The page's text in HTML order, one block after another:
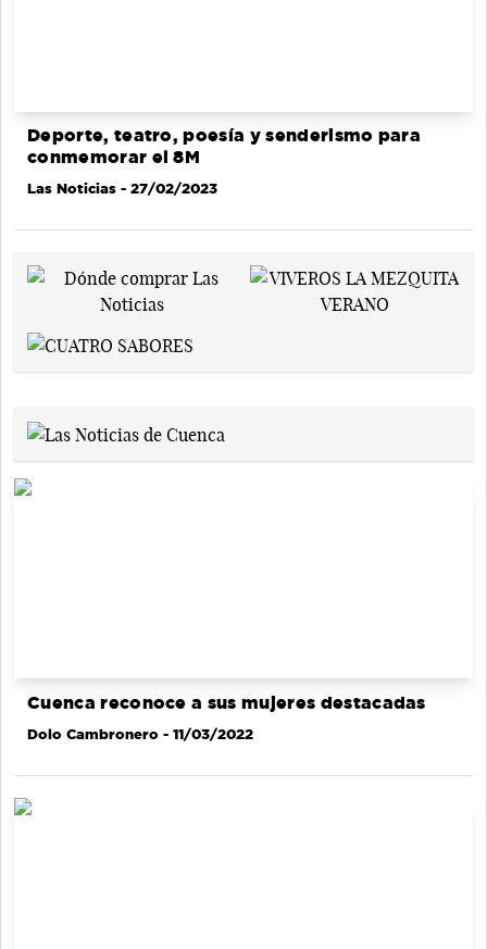
Deporte, teatro, poesía y senderismo para
conmemorar el 8M
Las Noticias - 27/02/2023
Cuenca reconoce a sus mujeres destacadas
Dolo Cambronero - 11/03/2022